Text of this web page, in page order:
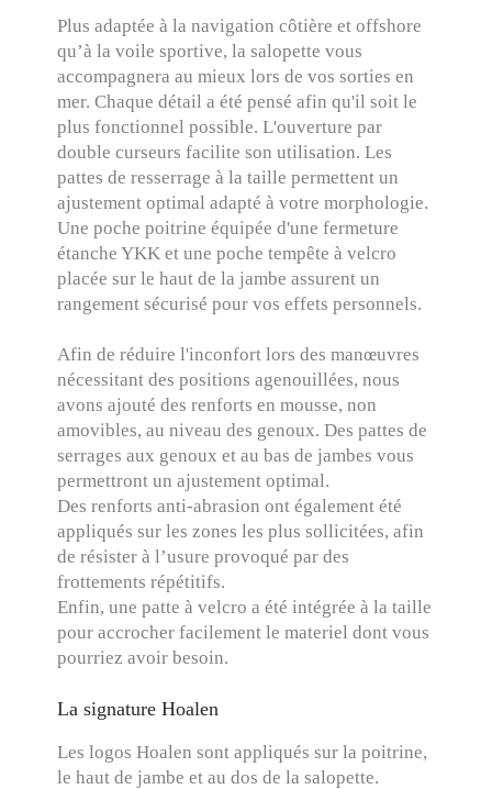
Plus adaptée à la navigation côtière et offshore
qu’à la voile sportive, la salopette vous
accompagnera au mieux lors de vos sorties en
mer. Chaque détail a été pensé afin qu'il soit le
plus fonctionnel possible. L'ouverture par
double curseurs facilite son utilisation. Les
pattes de resserrage à la taille permettent un
ajustement optimal adapté à votre morphologie.
Une poche poitrine équipée d'une fermeture
étanche YKK et une poche tempête à velcro
placée sur le haut de la jambe assurent un
rangement sécurisé pour vos effets personnels.
Afin de réduire l'inconfort lors des manœuvres
nécessitant des positions agenouillées, nous
avons ajouté des renforts en mousse, non
amovibles, au niveau des genoux. Des pattes de
serrages aux genoux et au bas de jambes vous
permettront un ajustement optimal.
Des renforts anti-abrasion ont également été
appliqués sur les zones les plus sollicitées, afin
de résister à l’usure provoqué par des
frottements répétitifs.
Enfin, une patte à velcro a été intégrée à la taille
pour accrocher facilement le materiel dont vous
pourriez avoir besoin.
La signature Hoalen
Les logos Hoalen sont appliqués sur la poitrine,
le haut de jambe et au dos de la salopette.